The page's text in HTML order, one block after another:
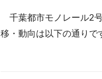
千葉都市モノレール2
移・動向は以下の通りで